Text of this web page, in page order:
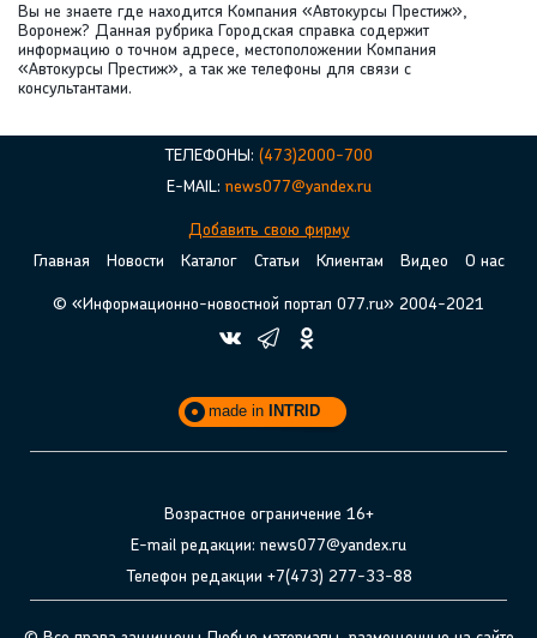
Вы не знаете где находится Компания «Автокурсы Престиж»,
Воронеж? Данная рубрика Городская справка содержит
информацию о точном адресе, местоположении Компания
«Автокурсы Престиж», а так же телефоны для связи c
консультантами.
ТЕЛЕФОНЫ: (473)2000-700
E-MAIL: news077@yandex.ru
Добавить свою фирму
Главная
Новости Каталог Статьи Клиентам Видео О нас
© «Информационно-новостной портал 077.ru» 2004-2021
made in INTRID
Возрастное ограничение 16+
E-mail редакции: news077@yandex.ru
Телефон редакции +7(473) 277-33-88